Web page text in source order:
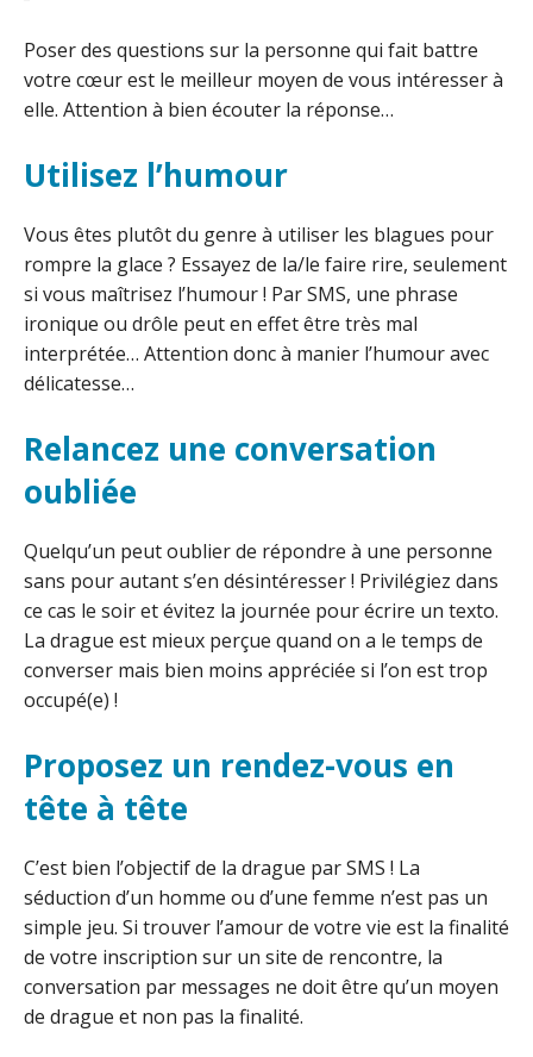
Poser des questions sur la personne qui fait battre
votre cœur est le meilleur moyen de vous intéresser à
elle. Attention à bien écouter la réponse…
Utilisez l’humour
Vous êtes plutôt du genre à utiliser les blagues pour
rompre la glace ? Essayez de la/le faire rire, seulement
si vous maîtrisez l’humour ! Par SMS, une phrase
ironique ou drôle peut en effet être très mal
interprétée… Attention donc à manier l’humour avec
délicatesse…
Relancez une conversation
oubliée
Quelqu’un peut oublier de répondre à une personne
sans pour autant s’en désintéresser ! Privilégiez dans
ce cas le soir et évitez la journée pour écrire un texto.
La drague est mieux perçue quand on a le temps de
converser mais bien moins appréciée si l’on est trop
occupé(e) !
Proposez un rendez-vous en
tête à tête
C’est bien l’objectif de la drague par SMS ! La
séduction d’un homme ou d’une femme n’est pas un
simple jeu. Si trouver l’amour de votre vie est la finalité
de votre inscription sur un site de rencontre, la
conversation par messages ne doit être qu’un moyen
de drague et non pas la finalité.